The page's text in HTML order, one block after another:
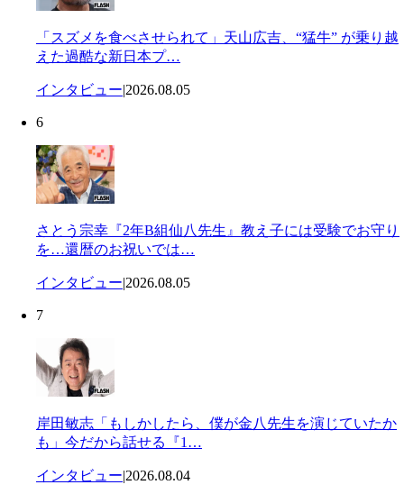
「スズメを食べさせられて」天山広吉、“猛牛” が乗り越
えた過酷な新日本プ…
インタビュー|2026.08.05
6
さとう宗幸『2年B組仙八先生』教え子には受験でお守り
を…還暦のお祝いでは…
インタビュー|2026.08.05
7
岸田敏志「もしかしたら、僕が金八先生を演じていたか
も」今だから話せる『1…
インタビュー|2026.08.04